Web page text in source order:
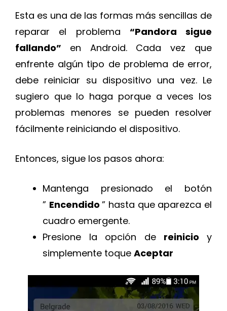
Esta es una de las formas más sencillas de
reparar el problema “Pandora sigue
fallando” en Android. Cada vez que
enfrente algún tipo de problema de error,
debe reiniciar su dispositivo una vez. Le
sugiero que lo haga porque a veces los
problemas menores se pueden resolver
fácilmente reiniciando el dispositivo.
Entonces, sigue los pasos ahora:
Mantenga presionado el botón
” Encendido” hasta que aparezca el
cuadro emergente.
Presione la opción de reinicioy
simplemente toque Aceptar